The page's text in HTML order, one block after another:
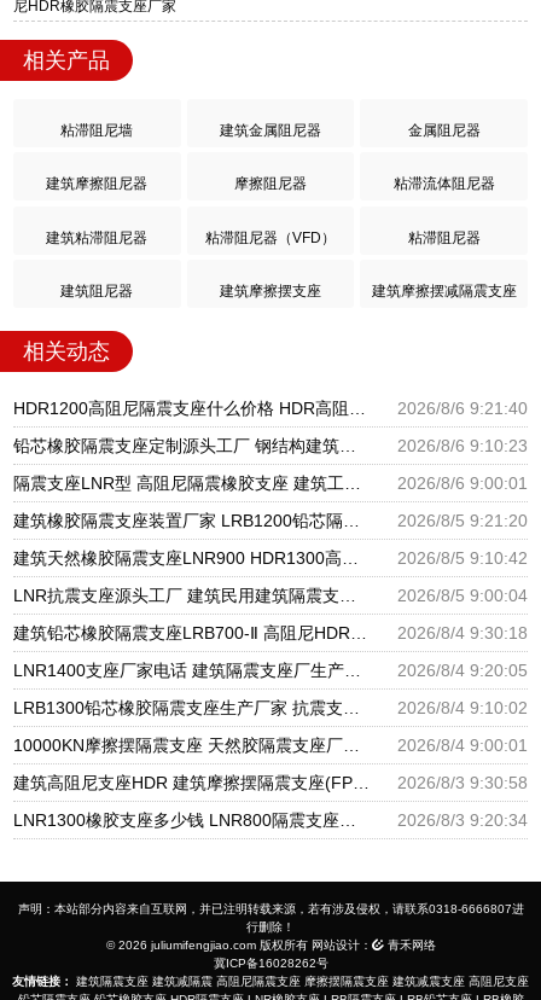
尼HDR橡胶隔震支座厂家
相关产品
粘滞阻尼墙 建筑金属阻尼器 金属阻尼器
建筑摩擦阻尼器 摩擦阻尼器 粘滞流体阻尼器
建筑粘滞阻尼器 粘滞阻尼器（VFD） 粘滞阻尼器
建筑阻尼器 建筑摩擦摆支座 建筑摩擦摆减隔震支座
相关动态
HDR1200高阻尼隔震支座什么价格 HDR高阻尼隔震橡胶支座生产厂家 HDR减隔震支座源头工厂
2026/8/6 9:21:40
铅芯橡胶隔震支座定制源头工厂 钢结构建筑支座厂家电话 房屋建筑支座
2026/8/6 9:10:23
隔震支座LNR型 高阻尼隔震橡胶支座 建筑工程用隔震支座源头工厂
2026/8/6 9:00:01
建筑橡胶隔震支座装置厂家 LRB1200铅芯隔震支座生产厂家 建筑楼梯抗震支座
2026/8/5 9:21:20
建筑天然橡胶隔震支座LNR900 HDR1300高阻尼橡胶支座厂家 LNR水平分散形隔震支座生产厂家
2026/8/5 9:10:42
LNR抗震支座源头工厂 建筑民用建筑隔震支座厂家 隔震层橡胶支座什么价格
2026/8/5 9:00:04
建筑铅芯橡胶隔震支座LRB700-Ⅱ 高阻尼HDR橡胶支座厂家 摩擦摆支座价格
2026/8/4 9:30:18
LNR1400支座厂家电话 建筑隔震支座厂生产厂家 抗拔减震支座源头工厂
2026/8/4 9:20:05
LRB1300铅芯橡胶隔震支座生产厂家 抗震支座工厂生产厂家 建筑隔震支座LRB600-Ⅱ生产厂家
2026/8/4 9:10:02
10000KN摩擦摆隔震支座 天然胶隔震支座厂家 减振橡胶隔震支座生产厂家
2026/8/4 9:00:01
建筑高阻尼支座HDR 建筑摩擦摆隔震支座(FPS)厂家 建筑隔震支座工厂
2026/8/3 9:30:58
LNR1300橡胶支座多少钱 LNR800隔震支座生产厂家 LRB600铅芯支座生产厂家
2026/8/3 9:20:34
声明：本站部分内容来自互联网，并已注明转载来源，若有涉及侵权，请联系0318-6666807进
行删除！
© 2026 juliumifengjiao.com 版权所有 网站设计：
青禾网络
冀ICP备16028262号
友情链接：
建筑隔震支座 建筑减隔震 高阻尼隔震支座 摩擦摆隔震支座 建筑减震支座 高阻尼支座